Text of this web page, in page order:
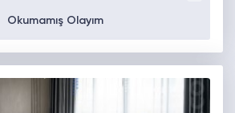
Okumamış Olayım